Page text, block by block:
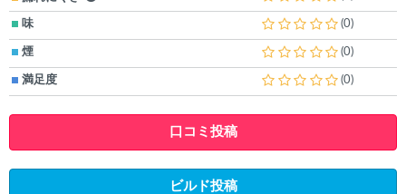
味 (0)
煙 (0)
満足度 (0)
口コミ投稿
ビルド投稿